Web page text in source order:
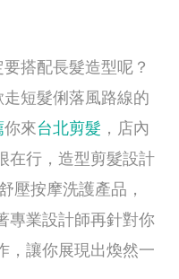
搭配長髮造型呢？
短髮俐落風路線的
你來台北剪髮 ，店內
在行，造型剪髮設計
壓按摩洗護產品，
專業設計師再針對你
，讓你展現出煥然一